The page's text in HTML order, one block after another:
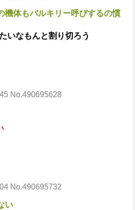
機体もバルキリー呼びするの慣
いなもんと割り切ろう
No.490695628
No.490695732
い